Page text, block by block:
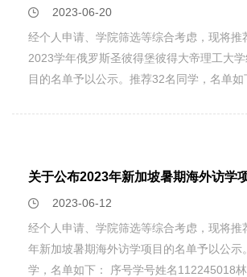
报告。会议由雷根斯堡大学的Ferdinand
学的万歆教授共同组织。 过去12年中，诺
将物理学奖颁发给了单个量子态的操纵和测
扑物态和拓扑相变的理论发现（2016）以及
催生和推动了量子通信、量子传感和量子计
等技术的发展也对理论上理解量子多体系统
和拓扑性质提出了新的要求。本次会议围绕
子系统中的拓扑、动力学和量子信息研究展
扑物态和量子计算，量子动力学、热化和多
奇异物态以及数值计算的新技术等相关问题
2023-06-20
经个人申请、学院筛选等综合考虑，现将推
2023学年俄罗斯圣彼得堡彼得大帝理工大
目的名单予以公示。推荐32名同学，名单如
321010178112周赛浪321010012713张 帆
奕杰321010133615彭华荣320010215016孙
320010204417毛 昱320010125118廖诗宁
博洋320010381120卫星宇321010602021
321010604822刘智诚320010535123王 率
2023-06-12
经个人申请、学院筛选等综合考虑，现将推
年新加坡暑期海外访学项目的名单予以公示
学，名单如下： 序号学号姓名112245018林